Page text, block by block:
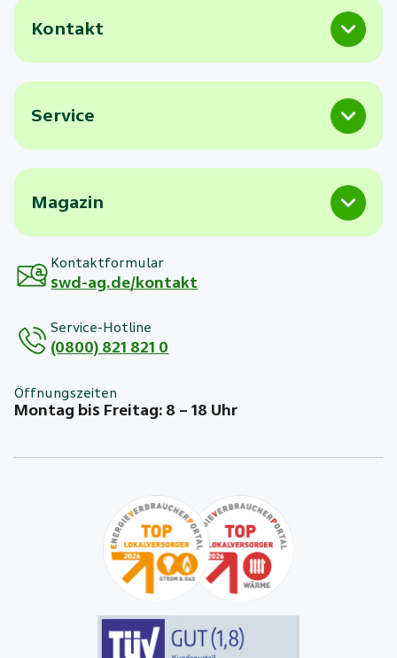
Kontakt
Service
Magazin
Kontaktformular
swd-ag.de/kontakt
Service-Hotline
(0800) 821 821 0
Öffnungszeiten
Montag bis Freitag: 8 – 18 Uhr